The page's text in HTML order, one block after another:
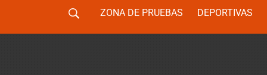
ZONA DE PRUEBAS DEPORTIVAS